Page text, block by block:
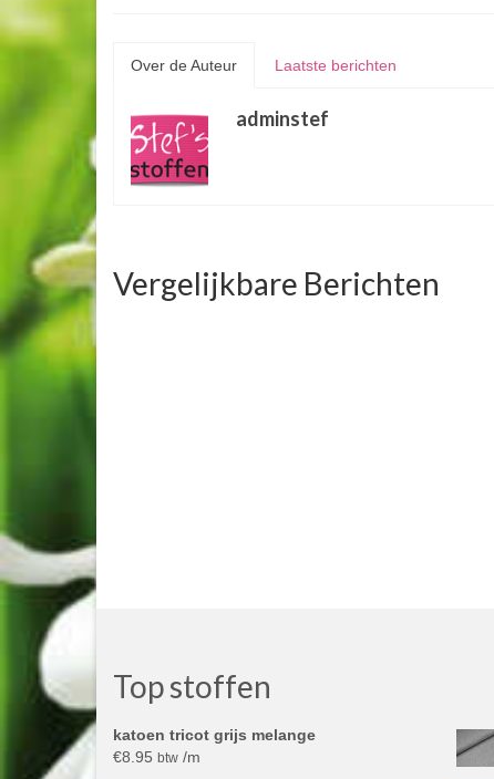
Over de Auteur Laatste berichten
adminstef
Vergelijkbare Berichten
Top stoffen
katoen tricot grijs melange
€8.95 btw /m